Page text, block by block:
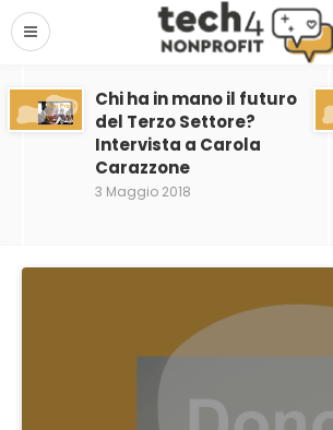
Chi ha in mano il futuro
del Terzo Settore?
Intervista a Carola
Carazzone
3 Maggio 2018